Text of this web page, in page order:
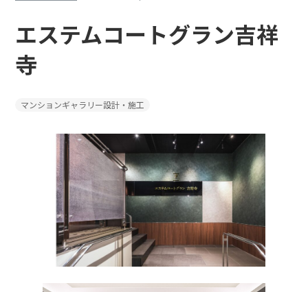
エステムコートグラン吉祥
寺
マンションギャラリー設計・施工